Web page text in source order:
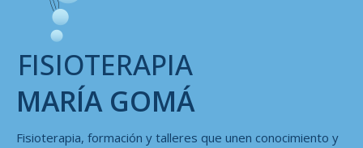
FISIOTERAPIA
MARÍA GOMÁ
Fisioterapia, formación y talleres que unen conocimiento y